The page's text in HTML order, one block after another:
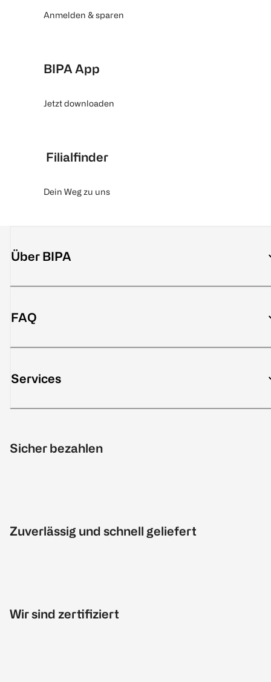
Anmelden & sparen
BIPA App
Jetzt downloaden
Filialfinder
Dein Weg zu uns
Über BIPA
FAQ
Services
Sicher bezahlen
Zuverlässig und schnell geliefert
Wir sind zertifiziert